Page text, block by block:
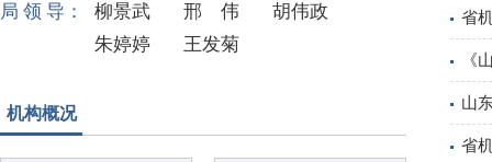
局 领 导： 柳景武 邢 伟
胡伟政
朱婷婷
王发菊
机构概况
省
《
山
省